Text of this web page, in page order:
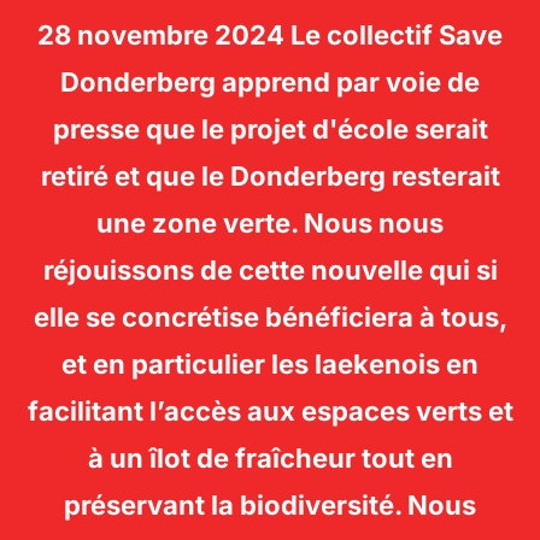
28 novembre 2024 Le collectif Save
Donderberg apprend par voie de
presse que le projet d'école serait
retiré et que le Donderberg resterait
une zone verte. Nous nous
réjouissons de cette nouvelle qui si
elle se concrétise bénéficiera à tous,
et en particulier les laekenois en
facilitant l’accès aux espaces verts et
à un îlot de fraîcheur tout en
préservant la biodiversité. Nous
SAVE
DONDERBERG -
LAEKEN
Rechercher :